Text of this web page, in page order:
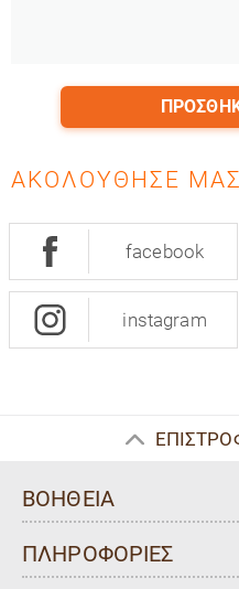
ΑΚΟΛΟΎΘΗΣΈ ΜΑΣ
facebook
instagram
ΒΟΗΘΕΙΑ
ΠΛΗΡΟΦΟΡΙΕΣ